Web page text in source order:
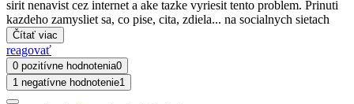
sirit nenavist cez internet a ake tazke vyriesit tento problem. Prinuti
kazdeho zamysliet sa, co pise, cita, zdiela... na socialnych sietach
Čítať viac
reagovať
0 pozitívne hodnotenia0
1 negatívne hodnotenie1